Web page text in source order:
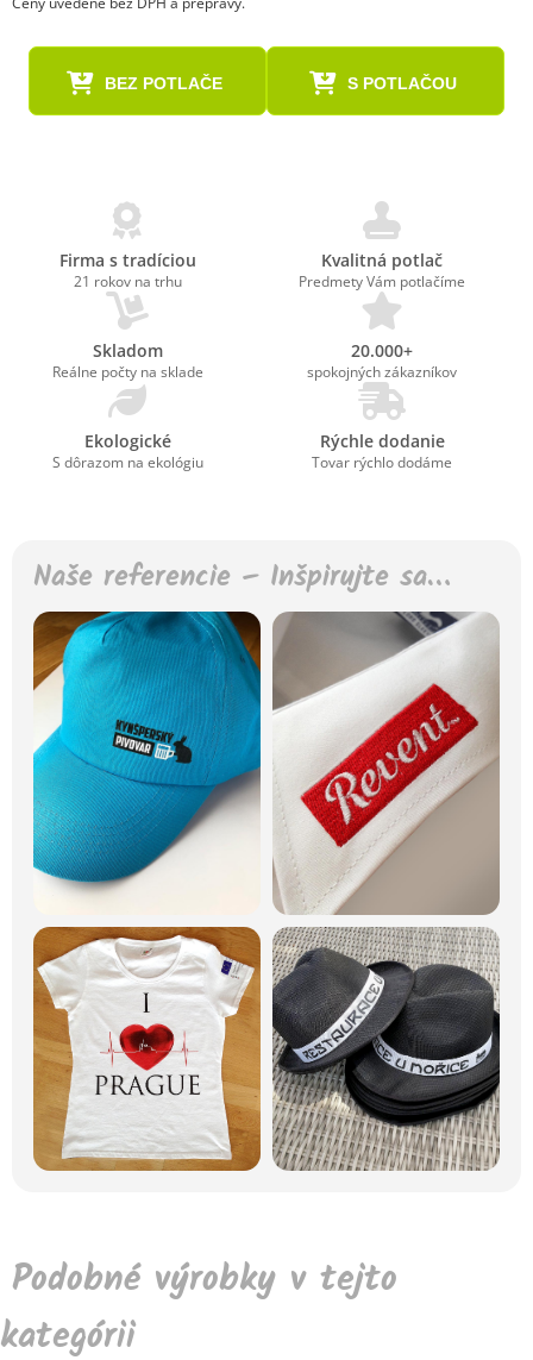
BEZ POTLAČE S POTLAČOU
Firma s tradíciou
21 rokov na trhu
Kvalitná potlač
Predmety Vám potlačíme
Skladom
Reálne počty na sklade
20.000+
spokojných zákazníkov
Ekologické
S dôrazom na ekológiu
Rýchle dodanie
Tovar rýchlo dodáme
Naše referencie – Inšpirujte sa…
Podobné výrobky v tejto
kategórii